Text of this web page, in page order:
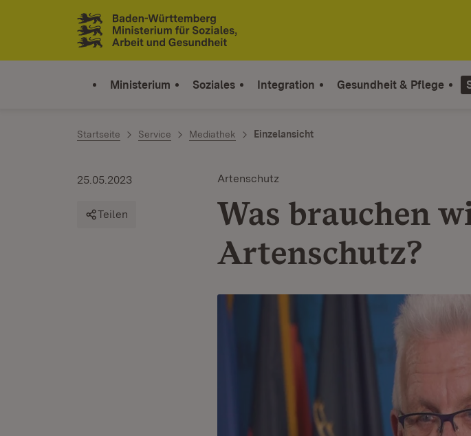
Zum Inhalt springen
Link zur Startseite
Ministerium Soziales Integration Gesundheit & Pflege
Startseite Service Mediathek Einzelansicht
Artenschutz
Was brauchen
Artenschutz?
25.05.2023
Teilen